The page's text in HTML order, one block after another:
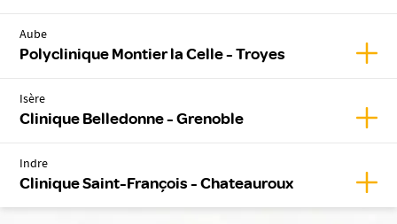
Aube
Polyclinique Montier la Celle - Troyes
Isère
Clinique Belledonne - Grenoble
Indre
Clinique Saint-François - Chateauroux